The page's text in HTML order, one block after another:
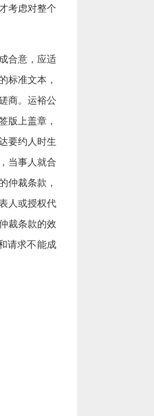
考虑对整个
合意，应适
标准文本，
商。运裕公
版上盖章，
要约人时生
当事人就合
仲裁条款，
人或授权代
裁条款的效
请求不能成